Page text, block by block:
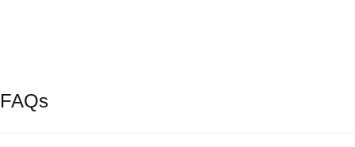
FAQs